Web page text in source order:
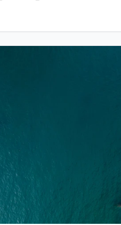
Tornado - TORNADO 45